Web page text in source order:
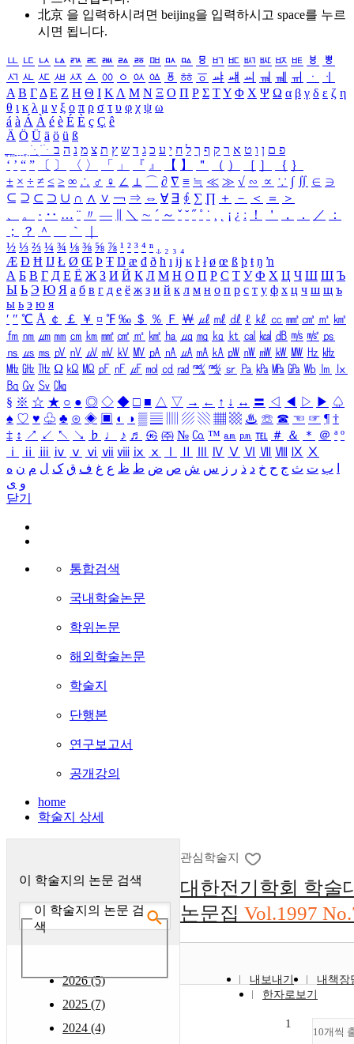
北京 을 입력하시려면 beijing을 입력하시고 space를 누르
시면 됩니다.
ㅥ ㅦ ㅧ ㅨ ㅩ ㅪ ㅫ ㅬ ㅭ ㅮ ㅯ ㅰ ㅱ ㅲ ㅳ ㅴ ㅵ ㅶ ㅷ ㅸ
ㅹ
ㅺ ㅻ ㅼ ㅽ ㅾ ㅿ ㆀ ㆁ ㆂ ㆃ ㆄ ㆅ ㆆ ㆇ ㆈ ㆉ ㆊ ㆋ ㆌ ㆍ
ㆎ
Α Β ΓΔ Ε Ζ Η Θ Ι ΚΛ Μ Ν Ξ Ο Π Ρ Σ ΤΥ Φ Χ Ψ Ω α β γ δ ε ζ η
θ ι κ λ μ ν ξ ο π ρ σ τ υ φ χ ψ ω
á à Á À é è É È ç Ç ê
Ä Ö Ü ä ö ü ß
ִֶֹ ֻּ ׁׂ פ ם ן ו ט א ר ק ף ך ל ח י ע כ ג ד ש ץ ת צ מ נ ה ב
‘ ’ “ ” 〔 〕 〈 〉 「 」 『 』 【 】 ＂ （ ） ［ ］ ｛ ｝
± × ÷ ≠ ≤ ≥ ∞ ∴ ♂ ♀ ∠ ⊥ ⌒ ∂ ∇ ≡ ≒ ≪ ≫ √ ∽ ∝ ∵ ∫ ∬ ∈ ∋
⊆ ⊇ ⊂ ⊃ ∪ ∩ ∧ ∨ ￢ ⇒ ⇔ ∀ ∃ ∮ ∑ ∏ ＋ － ＜ ＝
＞
、
。 · ‥ … ¨ 〃 ― ＼ ∼ ´ ～ ˇ ˘ ˝ ˚ ˙ ¸ ¡ ¿ ː ！ ＇ ， ． ／
：
；
？ ＾ ｀
½ ⅓ ⅔ ¼ ¾ ⅛ ⅜ ⅝ ⅞ ¹ ² ³ ⁴ ⁿ ₁ ₂ ₃ ₄
Æ Ð Ħ Ĳ Ł Ø Œ Þ Ŧ Ŋ æ đ ð ħ ı ĳ ĸ ŀ ł ø œ ß þ ŧ ŋ ŉ
А Б В Г Д Е Ё Ж З И Й К Л М Н О П Р С Т У Ф Х Ц Ч Ш Щ Ъ
Ы Ь Э Ю Я а б в г д е ё ж з и й к л м н о п р с т у ф х ц ч ш щ ъ
ы ь э ю я
′ ″ ℃ Å ￠ ￡ ￥ ¤ ℉ ‰ ＄ ％ Ｆ ￦ ㎕ ㎖ ㎗ ℓ ㎘ ㏄ ㎣ ㎤ ㎥ ㎦
㎙ ㎚ ㎛ ㎜ ㎝ ㎞ ㎟ ㎠ ㎡ ㎢ ㏊ ㎍ ㎎ ㎏ ㏏ ㎈ ㎉ ㏈ ㎧ ㎨ ㎰
㎱ ㎲ ㎳ ㎴ ㎵ ㎶ ㎷ ㎸ ㎹ ㎀ ㎁ ㎂ ㎃ ㎄ ㎺ ㎻ ㎽ ㎾ ㎿ ㎐ ㎑
㎒ ㎓ ㎔ Ω ㏀ ㏁ ㎊ ㎋ ㎌ ㏖ ㏅ ㎭ ㎮ ㎯ ㏛ ㎩ ㎪ ㎫ ㎬ ㏝ ㏐
㏓
㏃ ㏉ ㏜ ㏆
§ ※ ☆ ★ ○ ● ◎ ◇ ◆ □ ■ △ ▽ → ← ↑ ↓ ↔ 〓 ◁ ◀ ▷ ▶ ♤
♠ ♡ ♥ ♧ ♣ ⊙ ◈ ▣ ◐ ◑ ▒ ▤ ▨ ▧ ▦ ▩ ♨ ☏ ☎ ☜ ☞ ¶ †
‡ ↕ ↗ ↙ ↖ ↘ ♭ ♩ ♪ ♬ ㉿ ㈜ № ㏇ ™ ㏂ ㏘ ℡ ＃ ＆ ＊ ＠ ª º
ⅰ
ⅱ ⅲ ⅳ ⅴ ⅵ ⅶ ⅷ ⅸ ⅹ Ⅳ Ⅴ Ⅵ Ⅶ Ⅷ Ⅸ Ⅹ
ب ت ث ج ح خ د ذ ر ز س ش ص ض ط ظ ع غ ف ق ک ل م ن ه
و ی
닫기
통합검색
국내학술논문
학위논문
해외학술논문
학술지
단행본
연구보고서
공개강의
home
학술지 상세
이 학술지의 논문 검색
이 학술지의 논문 검
색
2026 (5)
2025 (7)
2024 (4)
관심학술지
대한전기학회 학술
논문집 Vol.1997
내보내기
내책장
한자로보기
10개씩
1